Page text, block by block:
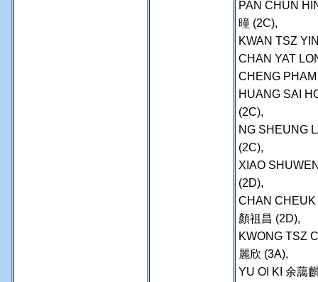
PAN CHUN
曈 (2C),
KWAN TSZ
CHAN YAT
CHENG
HUANG SAI
(2C),
NG SHEUNG
(2C),
XIAO
(2D),
CHAN CHEUK
顏祖昌 (2D),
KWONG TSZ
麗欣 (3A),
YU OI KI 余藹